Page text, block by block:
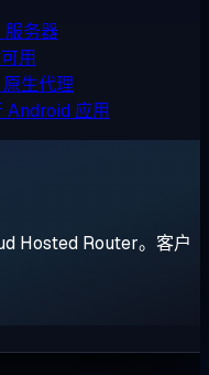
服务器
用
生代理
Android 应用
Hosted Router。客户